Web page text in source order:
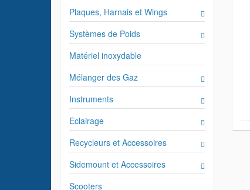
Plaques, Harnais et Wings
Systèmes de Poids
Matériel inoxydable
Mélanger des Gaz
Instruments
Eclairage
Recycleurs et Accessoires
Sidemount et Accessoires
Scooters